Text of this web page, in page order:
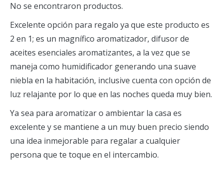
No se encontraron productos.
Excelente opción para regalo ya que este producto es
2 en 1; es un magnífico aromatizador, difusor de
aceites esenciales aromatizantes, a la vez que se
maneja como humidificador generando una suave
niebla en la habitación, inclusive cuenta con opción de
luz relajante por lo que en las noches queda muy bien.
Ya sea para aromatizar o ambientar la casa es
excelente y se mantiene a un muy buen precio siendo
una idea inmejorable para regalar a cualquier
persona que te toque en el intercambio.